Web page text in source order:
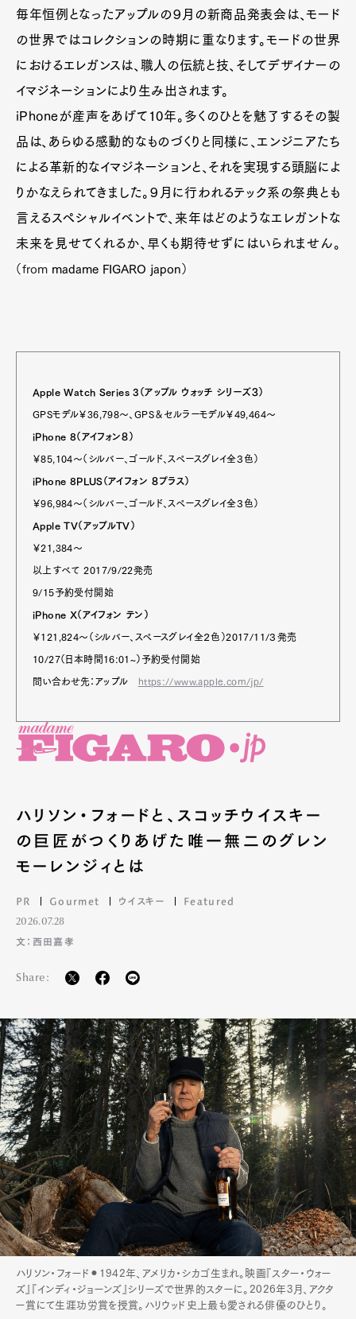
Official Columnist
About
Pen Meet
Pen international Pen tw
毎年恒例となったアップルの９月の新商品発表会は、モード
の世界ではコレクションの時期に重なります。モードの世界
におけるエレガンスは、職人の伝統と技、そしてデザイナーの
イマジネーションにより生み出されます。
iPhoneが産声をあげて10年。多くのひとを魅了するその製
品は、あらゆる感動的なものづくりと同様に、エンジニアたち
による革新的なイマジネーションと、それを実現する頭脳によ
りかなえられてきました。９月に行われるテック系の祭典とも
言えるスペシャルイベントで、来年はどのようなエレガントな
未来を見せてくれるか、早くも期待せずにはいられません。
（from madame FIGARO japon ）
Apple Watch Series 3（アップル ウォッチ シリーズ３）
GPSモデル￥36,798〜、GPS＆セルラーモデル￥49,464〜
iPhone 8（アイフォン８）
￥85,104〜（シルバー、ゴールド、スペースグレイ全３色）
iPhone 8PLUS（アイフォン ８プラス）
￥96,984〜（シルバー、ゴールド、スペースグレイ全３色）
Apple TV（アップルTV）
￥21,384〜
以上すべて 2017/9/22発売
9/15予約受付開始
iPhone X（アイフォン テン）
￥121,824〜（シルバー、スペースグレイ全２色）2017/11/３発売
10/27（日本時間16:01~）予約受付開始
問い合わせ先：アップル https://www.apple.com/jp/
ハリソン・フォードと、スコッチウイスキー
の巨匠がつくりあげた唯一無二のグレン
モーレンジィとは
PR Gourmet ウイスキー Featured
2026.07.28
文：西田嘉孝
Share:
ハリソン・フォード⚫︎1942年、アメリカ・シカゴ生まれ。映画『スター・ウォー
ズ』『インディ・ジョーンズ』シリーズで世界的スターに。2026年3月、アクタ
ー賞にて生涯功労賞を授賞。ハリウッド史上最も愛される俳優のひとり。